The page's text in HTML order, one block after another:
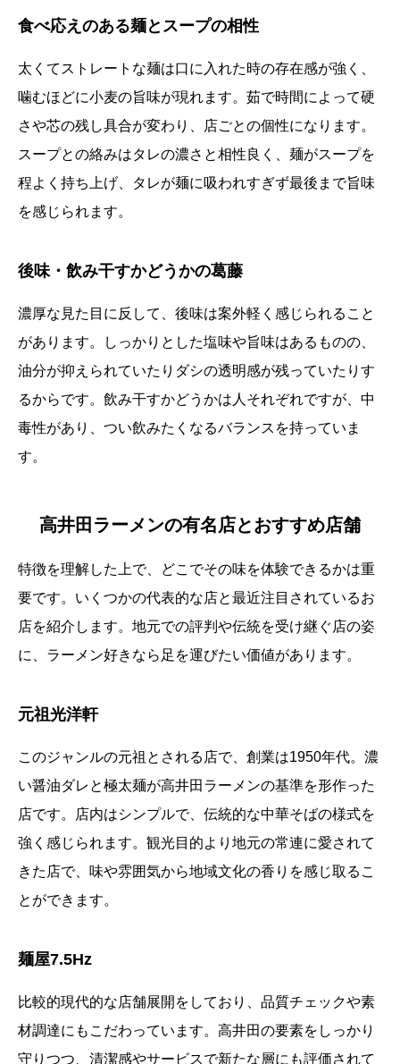
食べ応えのある麺とスープの相性
太くてストレートな麺は口に入れた時の存在感が強く、
噛むほどに小麦の旨味が現れます。茹で時間によって硬
さや芯の残し具合が変わり、店ごとの個性になります。
スープとの絡みはタレの濃さと相性良く、麺がスープを
程よく持ち上げ、タレが麺に吸われすぎず最後まで旨味
を感じられます。
後味・飲み干すかどうかの葛藤
濃厚な見た目に反して、後味は案外軽く感じられること
があります。しっかりとした塩味や旨味はあるものの、
油分が抑えられていたりダシの透明感が残っていたりす
るからです。飲み干すかどうかは人それぞれですが、中
毒性があり、つい飲みたくなるバランスを持っていま
す。
高井田ラーメンの有名店とおすすめ店舗
特徴を理解した上で、どこでその味を体験できるかは重
要です。いくつかの代表的な店と最近注目されているお
店を紹介します。地元での評判や伝統を受け継ぐ店の姿
に、ラーメン好きなら足を運びたい価値があります。
元祖光洋軒
このジャンルの元祖とされる店で、創業は1950年代。濃
い醤油ダレと極太麺が高井田ラーメンの基準を形作った
店です。店内はシンプルで、伝統的な中華そばの様式を
強く感じられます。観光目的より地元の常連に愛されて
きた店で、味や雰囲気から地域文化の香りを感じ取るこ
とができます。
麺屋7.5Hz
比較的現代的な店舗展開をしており、品質チェックや素
材調達にもこだわっています。高井田の要素をしっかり
守りつつ、清潔感やサービスで新たな層にも評価されて